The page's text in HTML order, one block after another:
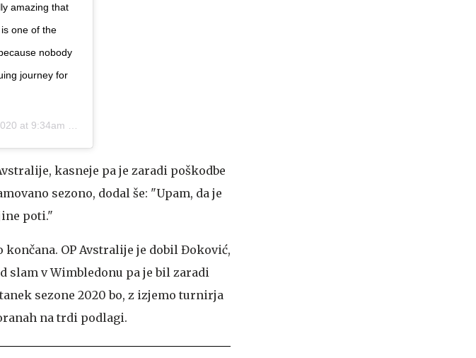
amazing that
one of the
nobody
journey for
at 9:34am PDT
kasneje pa je zaradi poškodbe
sezono, dodal še: "Upam, da je
poti."
OP Avstralije je dobil Đoković,
slam v Wimbledonu pa je bil zaradi
sezone 2020 bo, z izjemo turnirja
na trdi podlagi.